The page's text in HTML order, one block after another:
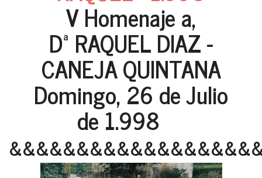
V Homenaje a,
Dª RAQUEL DIAZ -
CANEJA QUINTANA
Domingo, 26 de Julio
de 1.998